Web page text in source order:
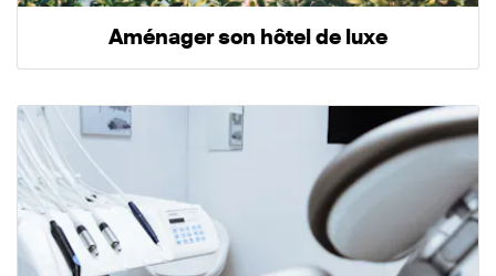
Aménager son hôtel de luxe